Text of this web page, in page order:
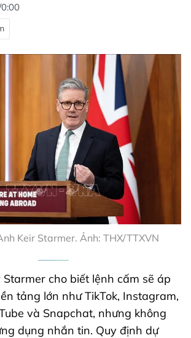
0:00
Keir Starmer. Ảnh: THX/TTXVN
Starmer cho biết lệnh cấm sẽ áp
tảng lớn như TikTok, Instagram,
và Snapchat, nhưng không
dụng nhắn tin. Quy định dự